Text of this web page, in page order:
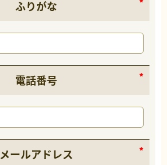
ふりがな
電話番号
メールアドレス